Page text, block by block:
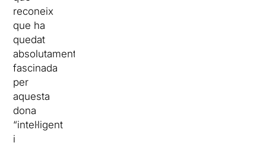
reconeix
que ha
quedat
absolutament
fascinada
per
aquesta
dona
“intel·ligent
i